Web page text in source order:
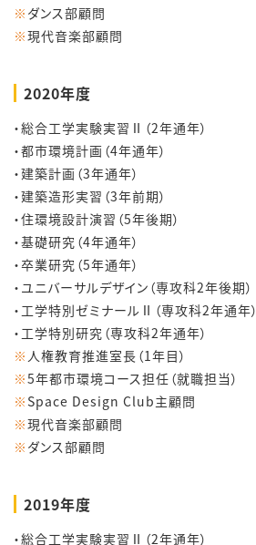
※ ダンス部顧問
※現代音楽部顧問
2020年度
・総合工学実験実習Ⅱ（2年通年）
・都市環境計画（4年通年）
・建築計画（3年通年）
・建築造形実習（3年前期）
・住環境設計演習（5年後期）
・基礎研究（4年通年）
・卒業研究（5年通年）
・ユニバーサルデザイン（専攻科2年後期）
・工学特別ゼミナールⅡ（専攻科2年通年）
・工学特別研究（専攻科2年通年）
※ 人権教育推進室長（1年目）
※5年都市環境コース担任（就職担当）
※ Space Design Club主顧問
※現代音楽部顧問
※ ダンス部顧問
2019年度
・総合工学実験実習Ⅱ（2年通年）